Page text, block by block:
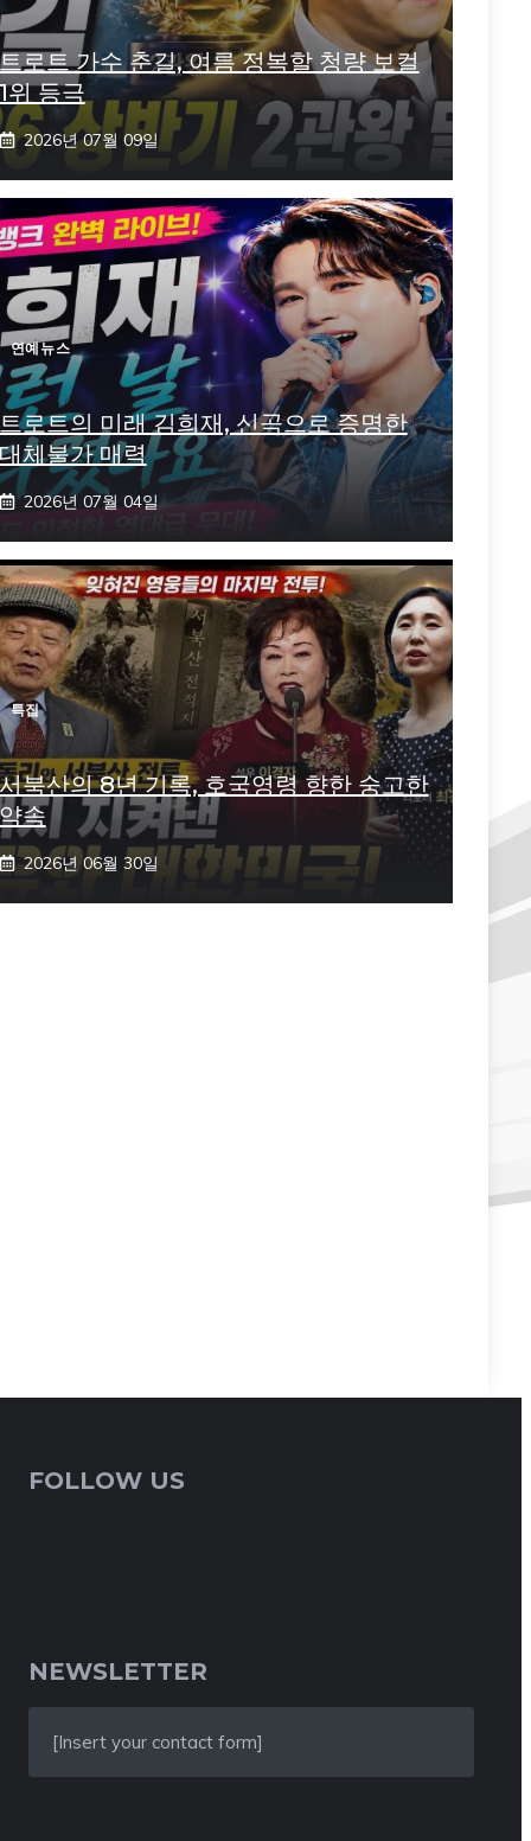
로트 가수 춘길, 여름 정복할 청량 보컬
위 등극
2026년 07월 09일
연예뉴스
로트의 미래 김희재, 신곡으로 증명한
체불가 매력
2026년 07월 04일
특집
북산의 8년 기록, 호국영령 향한 숭고한
속
2026년 06월 30일
FOLLOW US
NEWSLETTER
[Insert your contact form]